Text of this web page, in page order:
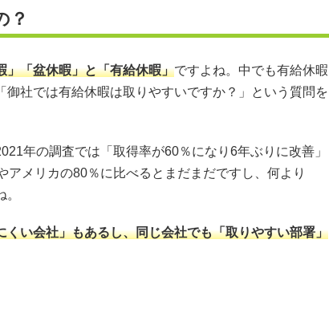
？
」「盆休暇」と「有給休暇」ですよね。中でも有給休暇
社では有給休暇は取りやすいですか？」という質問を
年の調査では「取得率が60％になり6年ぶりに改善」
アメリカの80％に比べるとまだまだですし、何より
くい会社」もあるし、同じ会社でも「取りやすい部署」